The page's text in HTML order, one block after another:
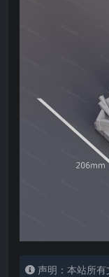
声明：本站所